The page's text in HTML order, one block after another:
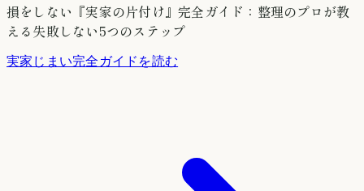
損をしない『実家の片付け』完全ガイド：整理のプロが教
える失敗しない5つのステップ
実家じまい完全ガイドを読む